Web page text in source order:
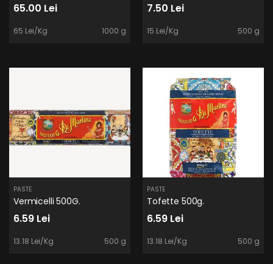
65.00 Lei
65 Lei/Kg 1000 g
7.50 Lei
15 Lei/Kg 500 g
PASTE
Vermicelli 500G.
6.59 Lei
13.18 Lei/Kg 500 g
PASTE
Tofette 500g.
6.59 Lei
13.18 Lei/Kg 500 g